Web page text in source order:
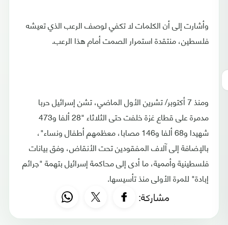
وأشارت إلى أن الكلمات لا تكفي لوصف الرعب الذي تعيشه
فلسطين، منتقدة استمرار الصمت أمام هذا الرعب.
ومنذ 7 أكتوبر/ تشرين الأول الماضي، تشن إسرائيل حربا
مدمرة على قطاع غزة خلفت حتى الثلاثاء "28 ألفا و473
شهيدا و68 ألفا و146 مصابا، معظمهم أطفال ونساء"،
بالإضافة إلى آلاف المفقودين تحت الأنقاض، وفق بيانات
فلسطينية وأممية، ما أدى إلى محاكمة إسرائيل بتهمة "جرائم
إبادة" للمرة الأولى منذ تأسيسها.
مشاركة: